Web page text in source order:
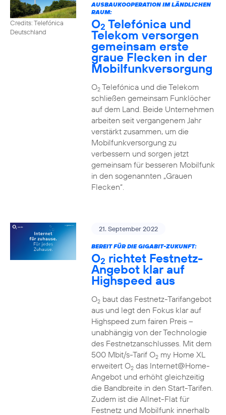
Credits: Telefónica
Deutschland
AUSBAUKOOPERATION IM LÄNDLICHEN
RAUM:
O2 Telefónica und
Telekom versorgen
gemeinsam erste
graue Flecken in der
Mobilfunkversorgung
O2Telefónica und die Telekom
schließen gemeinsam Funklöcher
auf dem Land. Beide Unternehmen
arbeiten seit vergangenem Jahr
verstärkt zusammen, um die
Mobilfunkversorgung zu
verbessern und sorgen jetzt
gemeinsam für besseren Mobilfunk
in den sogenannten „Grauen
Flecken“.
21. September 2022
BEREIT FÜR DIE GIGABIT-ZUKUNFT:
O2 richtet Festnetz-
Angebot klar auf
Highspeed aus
O2baut das Festnetz-Tarifangebot
aus und legt den Fokus klar auf
Highspeed zum fairen Preis –
unabhängig von der Technologie
des Festnetzanschlusses. Mit dem
500 Mbit/s-Tarif O2my Home XL
erweitert O2das Internet@Home-
Angebot und erhöht gleichzeitig
die Bandbreite in den Start-Tarifen.
Zudem ist die Allnet-Flat für
Festnetz und Mobilfunk innerhalb